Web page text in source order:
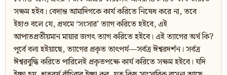
সক্ষম হইব। বেদান্ত আমাদিগকে কার্য করিতে নিষেধ করে না, তবে
ইহাও বলে যে, প্রথমে ‘সংসার’ ত্যাগ করিতে হইবে, এই
আপাতপ্রতীয়মান মায়ার জগৎ ত্যাগ করিতে হইবে। এই ত্যাগের অর্থ কি?
পূর্বে বলা হইয়াছে, ত্যাগের প্রকৃত তাৎপর্য—সর্বত্র ঈশ্বরদর্শন। সর্বত্র
ঈশ্বরবুদ্ধি করিতে পারিলেই প্রকৃতপক্ষে কার্য করিতে সক্ষম হইবে। যদি